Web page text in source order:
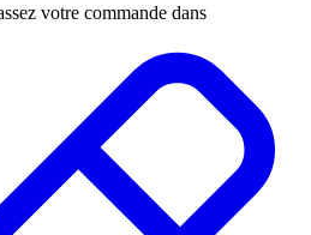
votre commande dans